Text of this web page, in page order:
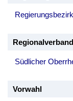
Regionalverband
Südlicher
Vorwahl